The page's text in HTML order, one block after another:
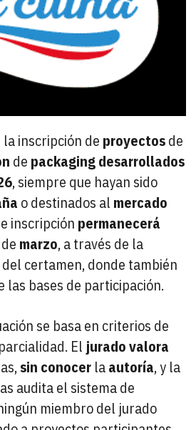
la inscripción de proyectosde
de packagingdesarrollados
, siempre que hayan sido
o destinados al mercado
inscripción permanecerá
de marzo, a través de la
del certamen, donde también
las bases de participación.
se basa en criterios de
El jurado valora
sin conocer laautoría, y la
audita el sistema de
miembro del jurado